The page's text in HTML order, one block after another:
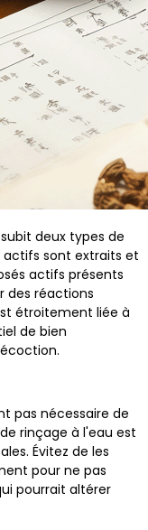
deux types de
actifs sont extraits et
actifs présents
des réactions
étroitement liée à
de bien
pas nécessaire de
rinçage à l'eau est
Évitez de les
pour ne pas
pourrait altérer